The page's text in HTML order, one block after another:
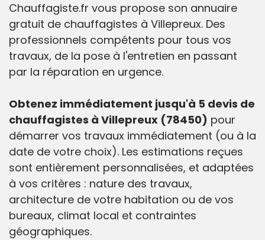
Chauffagiste.fr vous propose son annuaire
gratuit de chauffagistes à Villepreux. Des
professionnels compétents pour tous vos
travaux, de la pose à l'entretien en passant
par la réparation en urgence.
Obtenez immédiatement jusqu'à 5 devis de
chauffagistes à Villepreux (78450) pour
démarrer vos travaux immédiatement (ou à la
date de votre choix). Les estimations reçues
sont entièrement personnalisées, et adaptées
à vos critères : nature des travaux,
architecture de votre habitation ou de vos
bureaux, climat local et contraintes
géographiques.